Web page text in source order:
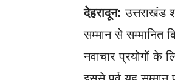
देहरादून:उत्तराखंड
सम्मान से सम्मानित
नवाचार प्रयोगों के